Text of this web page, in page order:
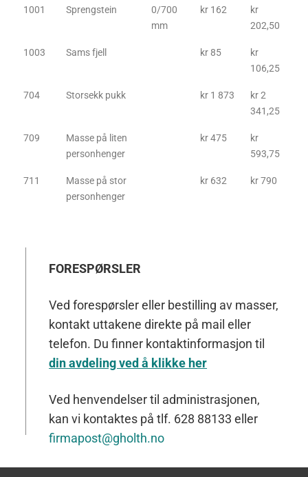
1001 Sprengstein
0/700
mm
kr 162
kr
202,50
1003 Sams fjell kr 85
kr
106,25
704 Storsekk pukk kr 1 873
kr 2
341,25
709
Masse på liten
personhenger
kr 475
kr
593,75
711
Masse på stor
personhenger
kr 632 kr 790
FORESPØRSLER
Ved forespørsler eller bestilling av masser,
kontakt uttakene direkte på mail eller
telefon. Du finner kontaktinformasjon til
din avdeling ved å klikke her
Ved henvendelser til administrasjonen,
kan vi kontaktes på tlf. 628 88133 eller
firmapost@gholth.no